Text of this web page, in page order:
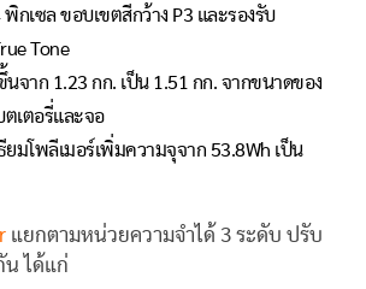
กเซล ขอบเขตสีกว้าง P3 และรองรับ
Tone
จาก 1.23 กก. เป็น 1.51 กก. จากขนาดของ
ตเตอรี่และจอ
ยมโพลีเมอร์เพิ่มความจุจาก 53.8Wh เป็น
แยกตามหน่วยความจำได้ 3 ระดับ ปรับ
น ได้แก่